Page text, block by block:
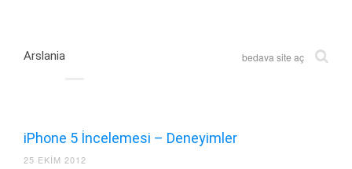
Arslania bedava site aç
iPhone 5 İncelemesi – Deneyimler
25 EKIM 2012